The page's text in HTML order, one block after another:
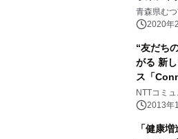
青森県む
式会社
2020年
“友だち
がる 新
ス「
のトライ
NTTコミ
ゾナント
2013年
「健康